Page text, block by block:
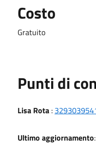
Costo
Gratuito
Punti di
Lisa Rota :
Ultimo aggiornamento